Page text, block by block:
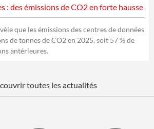
: des émissions de CO2 en forte hausse
que les émissions des centres de données
de tonnes de CO2 en 2025, soit 57 % de
antérieures.
toutes les actualités